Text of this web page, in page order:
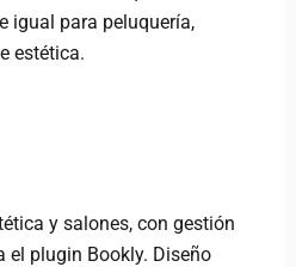
igual para peluquería,
estética.
y salones, con gestión
el plugin Bookly. Diseño